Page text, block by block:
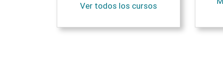
Ver todos los cursos